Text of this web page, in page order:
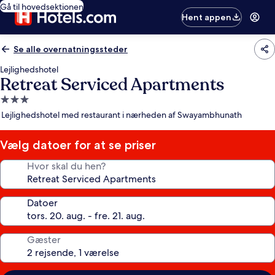
Gå til hovedsektionen
Hent appen
Se alle overnatningssteder
Lejlighedshotel
Retreat Serviced Apartments
3.0-
stjernet
Lejlighedshotel med restaurant i nærheden af Swayambhunath
Vælg datoer for at se priser
Hvor skal du hen?
Datoer
Gæster